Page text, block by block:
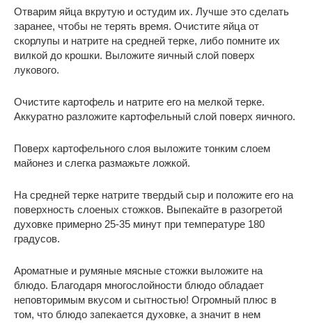
Отварим яйца вкрутую и остудим их. Лучше это сделать
заранее, чтобы не терять время. Очистите яйца от
скорлупы и натрите на средней терке, либо помните их
вилкой до крошки. Выложите яичный слой поверх
лукового.
Очистите картофель и натрите его на мелкой терке.
Аккуратно разложите картофельный слой поверх яичного.
Поверх картофельного слоя выложите тонким слоем
майонез и слегка размажьте ложкой.
На средней терке натрите твердый сыр и положите его на
поверхность слоеных стожков. Выпекайте в разогретой
духовке примерно 25-35 минут при температуре 180
градусов.
Ароматные и румяные мясные стожки выложите на
блюдо. Благодаря многослойности блюдо обладает
неповторимым вкусом и сытностью! Огромный плюс в
том, что блюдо запекается духовке, а значит в нем